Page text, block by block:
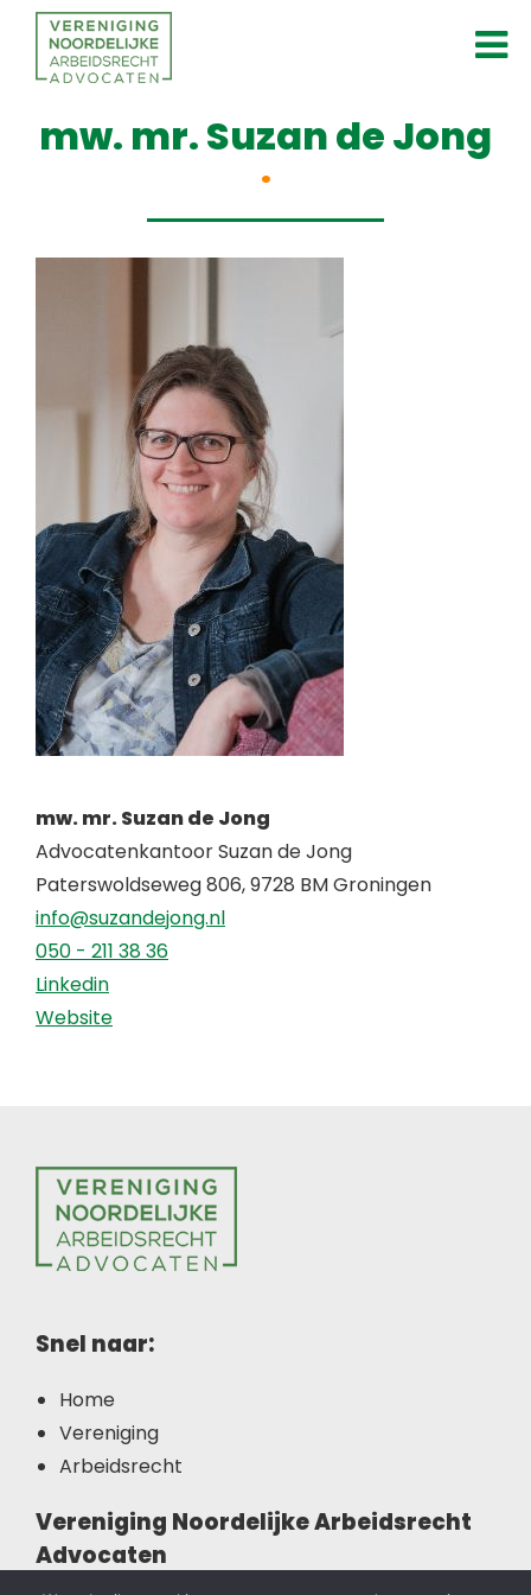
mw. mr. Suzan de Jong
mw. mr. Suzan de Jong
Advocatenkantoor Suzan de Jong
Paterswoldseweg 806, 9728 BM Groningen
info@suzandejong.nl
050 - 211 38 36
Linkedin
Website
Snel naar:
Home
Vereniging
Arbeidsrecht
Vereniging Noordelijke Arbeidsrecht
Advocaten